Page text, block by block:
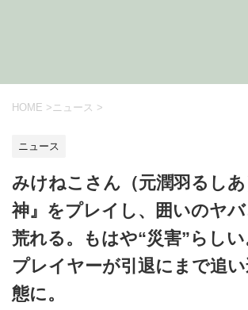
HOME > ニュース >
ニュース
みけねこさん（元潤羽るし
神』をプレイし、囲いのヤ
荒れる。もはや“災害”らし
プレイヤーが引退にまで追
態に。